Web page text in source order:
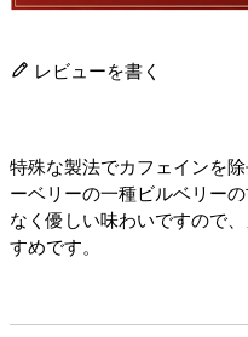
レビューを書く
特殊な製法でカフェインを
ーベリーの一種ビルベリー
なく優しい味わいですので
すめです。